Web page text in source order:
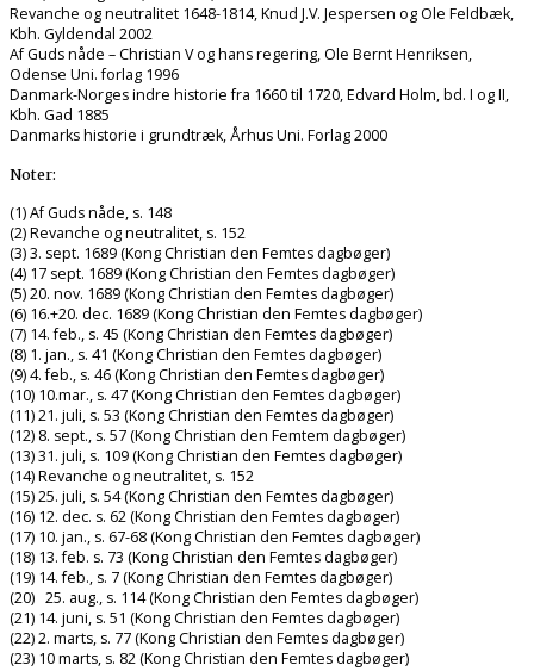
Revanche og neutralitet 1648-1814, Knud J.V. Jespersen og Ole Feldbæk,
Kbh. Gyldendal 2002
Af Guds nåde – Christian V og hans regering, Ole Bernt Henriksen,
Odense Uni. forlag 1996
Danmark-Norges indre historie fra 1660 til 1720, Edvard Holm, bd. I og II,
Kbh. Gad 1885
Danmarks historie i grundtræk, Århus Uni. Forlag 2000
Noter:
(1) Af Guds nåde, s. 148
(2) Revanche og neutralitet, s. 152
(3) 3. sept. 1689 (Kong Christian den Femtes dagbøger)
(4) 17 sept. 1689 (Kong Christian den Femtes dagbøger)
(5) 20. nov. 1689 (Kong Christian den Femtes dagbøger)
(6) 16.+20. dec. 1689 (Kong Christian den Femtes dagbøger)
(7) 14. feb., s. 45 (Kong Christian den Femtes dagbøger)
(8) 1. jan., s. 41 (Kong Christian den Femtes dagbøger)
(9) 4. feb., s. 46 (Kong Christian den Femtes dagbøger)
(10) 10.mar., s. 47 (Kong Christian den Femtes dagbøger)
(11) 21. juli, s. 53 (Kong Christian den Femtes dagbøger)
(12) 8. sept., s. 57 (Kong Christian den Femtem dagbøger)
(13) 31. juli, s. 109 (Kong Christian den Femtes dagbøger)
(14) Revanche og neutralitet, s. 152
(15) 25. juli, s. 54 (Kong Christian den Femtes dagbøger)
(16) 12. dec. s. 62 (Kong Christian den Femtes dagbøger)
(17) 10. jan., s. 67-68 (Kong Christian den Femtes dagbøger)
(18) 13. feb. s. 73 (Kong Christian den Femtes dagbøger)
(19) 14. feb., s. 7 (Kong Christian den Femtes dagbøger)
(20) 25. aug., s. 114 (Kong Christian den Femtes dagbøger)
(21) 14. juni, s. 51 (Kong Christian den Femtes dagbøger)
(22) 2. marts, s. 77 (Kong Christian den Femtes dagbøger)
(23) 10 marts, s. 82 (Kong Christian den Femtes dagbøger)